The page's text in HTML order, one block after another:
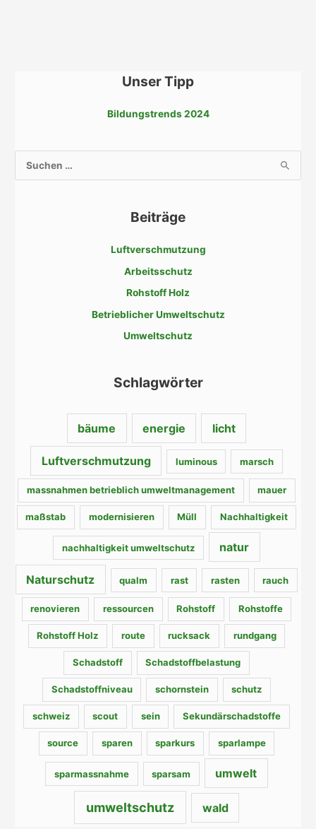
Unser Tipp
Bildungstrends 2024
u
Beiträge
Luftverschmutzung
Arbeitsschutz
Rohstoff Holz
Betrieblicher Umweltschutz
Umweltschutz
Schlagwörter
bäume energie licht
Luftverschmutzung luminous marsch
massnahmen betrieblich umweltmanagement mauer
maßstab modernisieren Müll Nachhaltigkeit
nachhaltigkeit umweltschutz natur
Naturschutz qualm rast rasten rauch
renovieren ressourcen Rohstoff Rohstoffe
Rohstoff Holz route rucksack rundgang
Schadstoff Schadstoffbelastung
Schadstoffniveau schornstein schutz
schweiz scout sein Sekundärschadstoffe
source sparen sparkurs sparlampe
sparmassnahme sparsam umwelt
umweltschutz wald